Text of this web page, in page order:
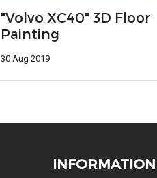
"Volvo XC40" 3D Floor
Painting
30 Aug 2019
INFORMATION